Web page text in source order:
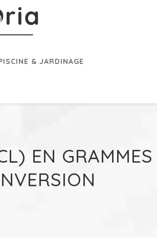
& JARDINAGE
EN